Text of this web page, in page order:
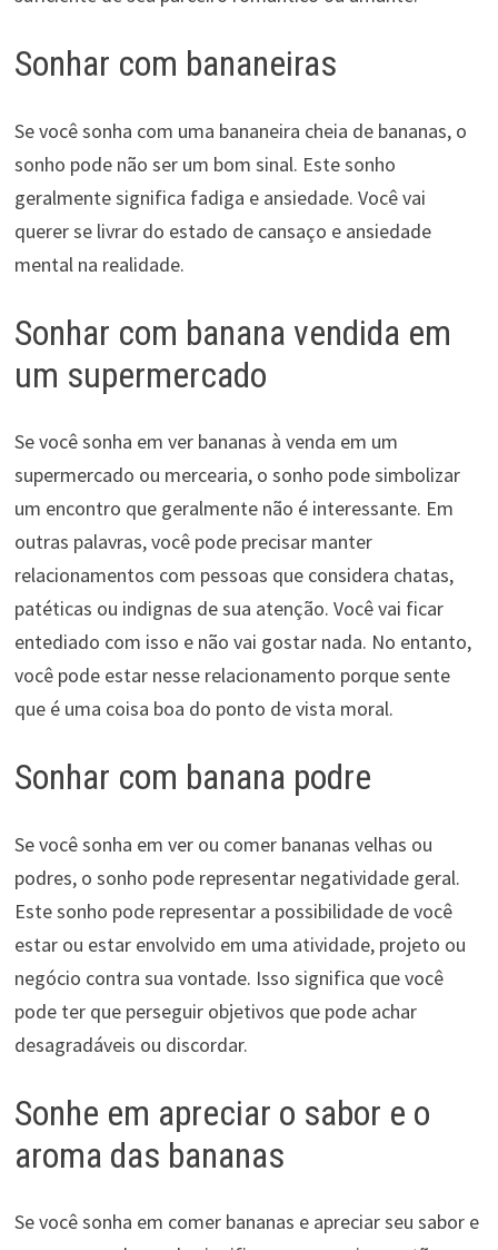
Sonhar com bananeiras
Se você sonha com uma bananeira cheia de bananas, o
sonho pode não ser um bom sinal. Este sonho
geralmente significa fadiga e ansiedade. Você vai
querer se livrar do estado de cansaço e ansiedade
mental na realidade.
Sonhar com banana vendida em
um supermercado
Se você sonha em ver bananas à venda em um
supermercado ou mercearia, o sonho pode simbolizar
um encontro que geralmente não é interessante. Em
outras palavras, você pode precisar manter
relacionamentos com pessoas que considera chatas,
patéticas ou indignas de sua atenção. Você vai ficar
entediado com isso e não vai gostar nada. No entanto,
você pode estar nesse relacionamento porque sente
que é uma coisa boa do ponto de vista moral.
Sonhar com banana podre
Se você sonha em ver ou comer bananas velhas ou
podres, o sonho pode representar negatividade geral.
Este sonho pode representar a possibilidade de você
estar ou estar envolvido em uma atividade, projeto ou
negócio contra sua vontade. Isso significa que você
pode ter que perseguir objetivos que pode achar
desagradáveis ou discordar.
Sonhe em apreciar o sabor e o
aroma das bananas
Se você sonha em comer bananas e apreciar seu sabor e